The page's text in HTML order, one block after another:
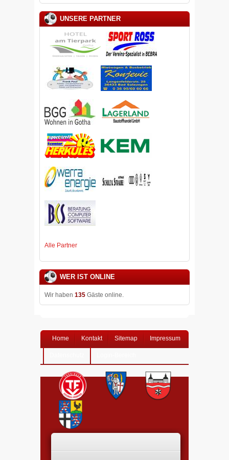
UNSERE PARTNER
Alle Partner
WER IST ONLINE
Wir haben 135 Gäste online.
Home Kontakt Sitemap Impressum